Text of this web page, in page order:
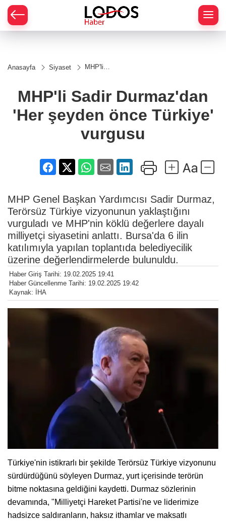
Anasayfa Siyaset
MHP'li
'Her şeyden
önce
vurgusu
MHP'li Sadir Durmaz'dan
'Her şeyden önce Türkiye'
vurgusu
MHP Genel Başkan Yardımcısı Sadir Durmaz,
Terörsüz Türkiye vizyonunun yaklaştığını
vurguladı ve MHP'nin köklü değerlere dayalı
milliyetçi siyasetini anlattı. Bursa'da 6 ilin
katılımıyla yapılan toplantıda belediyecilik
üzerine değerlendirmelerde bulunuldu.
Haber Giriş Tarihi: 19.02.2025 19:41
Haber Güncellenme Tarihi: 19.02.2025 19:42
Kaynak: İHA
Türkiye'nin istikrarlı bir şekilde Terörsüz Türkiye vizyonunu
sürdürdüğünü söyleyen Durmaz, yurt içerisinde terörün
bitme noktasına geldiğini kaydetti. Durmaz sözlerinin
devamında, "Milliyetçi Hareket Partisi'ne ve liderimize
hadsizce saldıranların, haksız ithamlar ve maksatlı